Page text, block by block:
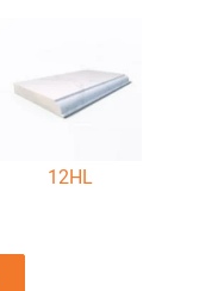
12HL